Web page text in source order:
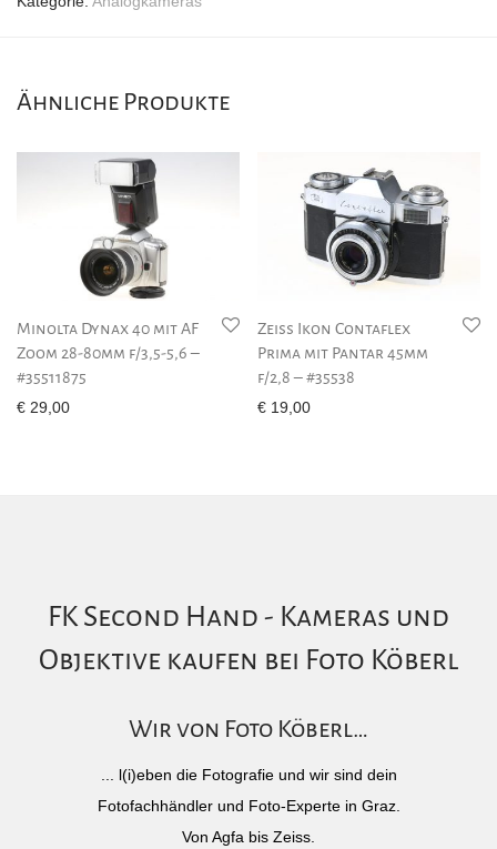
Ähnliche Produkte
Minolta Dynax 40 mit AF
Zoom 28-80mm f/3,5-5,6 –
#35511875
€ 29,00
Zeiss Ikon Contaflex
Prima mit Pantar 45mm
f/2,8 – #35538
€ 19,00
FK Second Hand - Kameras und
Objektive kaufen bei Foto Köberl
Wir von Foto Köberl…
... l(i)eben die Fotografie und wir sind dein
Fotofachhändler und Foto-Experte in Graz.
Von Agfa bis Zeiss.